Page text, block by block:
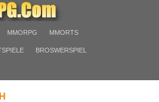
MMORPG MMORTS
BROSWERSPIEL